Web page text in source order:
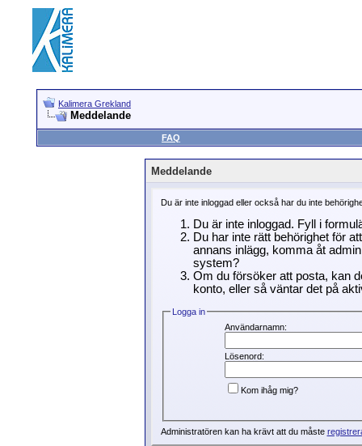
Kalimera Grekland
Meddelande
FAQ
Meddelande
Du är inte inloggad eller också har du inte
Du är inte inloggad. Fyll i
Du har inte rätt behörighet för
annans inlägg, komma åt
system?
Om du försöker att posta, kan
konto, eller så väntar det på
Logga in
Användarnamn:
Lösenord:
Kom ihåg mig?
Administratören kan ha krävt att du måste